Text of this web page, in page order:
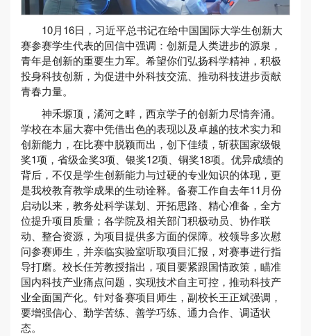
10月16日，习近平总书记在给中国国际大学生创新大
赛参赛学生代表的回信中强调：创新是人类进步的源泉，
青年是创新的重要生力军。希望你们弘扬科学精神，积极
投身科技创新，为促进中外科技交流、推动科技进步贡献
青春力量。
神禾塬顶，潏河之畔，西京学子的创新力尽情奔涌。
学校在本届大赛中凭借出色的表现以及卓越的技术实力和
创新能力，在比赛中脱颖而出，创下佳绩，斩获国家级银
奖1项，省级金奖3项、银奖12项、铜奖18项。优异成绩的
背后，不仅是学生创新能力与过硬的专业知识的体现，更
是我校教育教学成果的生动诠释。备赛工作自去年11月份
启动以来，教务处科学谋划、开拓思路、精心准备，全方
位提升项目质量；各学院及相关部门积极动员、协作联
动、整合资源，为项目提供多方面的保障。校领导多次慰
问参赛师生，并亲临实验室听取项目汇报，对赛事进行指
导打磨。校长任芳教授指出，项目要紧跟国情政策，瞄准
国内科技产业痛点问题，实现技术自主可控，推动科技产
业全面国产化。针对备赛项目师生，副校长王正斌强调，
要增强信心、勤学苦练、善学巧练、通力合作、调适状
态。